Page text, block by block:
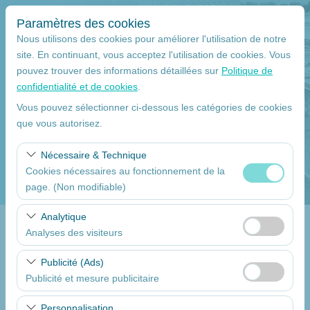
Paramètres des cookies
Nous utilisons des cookies pour améliorer l'utilisation de notre
site. En continuant, vous acceptez l'utilisation de cookies. Vous
pouvez trouver des informations détaillées sur Politique de
confidentialité et de cookies
Vous pouvez sélectionner ci-dessous les catégories de cookies
que vous autorisez.
Nécessaire & Technique
Cookies nécessaires au fonctionnement de la
page. (Non modifiable)
Ces cookies sont nécessaires au bon fonctionnement du
site, à la sécurité, à la gestion des sessions et aux
fonctionnalités de base. Ils ne peuvent pas être
désactivés.
Analytique
Analyses des visiteurs
Ces cookies nous permettent d’analyser la manière dont
notre site est utilisé (nombre de visiteurs, pages les plus
consultées, comportements des utilisateurs). Ces
données sont utilisées pour mesurer les performances
Publicité (Ads)
Publicité et mesure publicitaire
Ces cookies nous permettent d’afficher des publicités
Lieu de ramassage
Mersin
Je déposerai la voiture à un autre endroit.
La date et l'heure du ramassage
09:00
Return date
Dressez la liste des voitures